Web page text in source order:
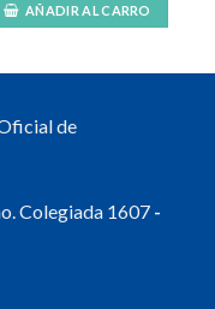
AÑADIR AL CARRO
de
Colegiada 1607 -